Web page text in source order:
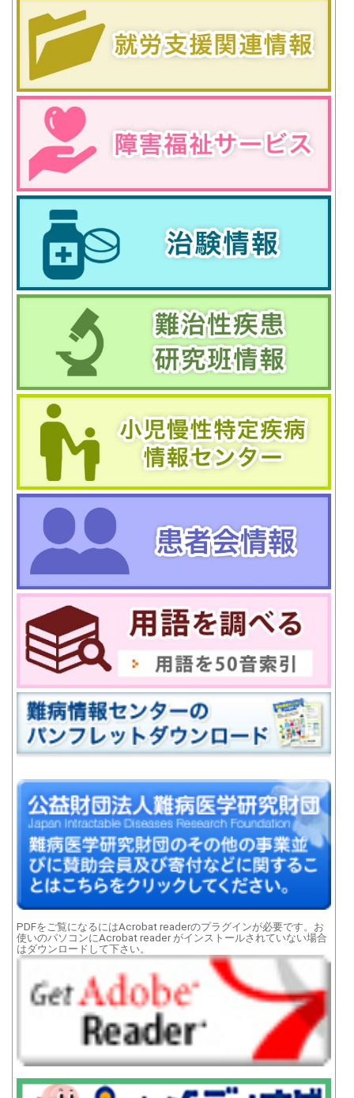
PDFをご覧になるにはAcrobat readerのプラグインが必要です。お
使いのパソコンにAcrobat reader がインストールされていない場合
はダウンロードして下さい。